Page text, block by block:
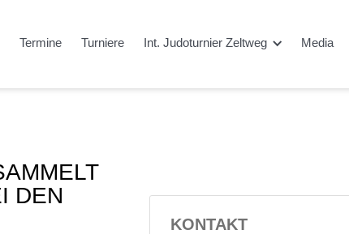
Termine Turniere Int. Judoturnier Zeltweg Media
DEN
KONTAKT